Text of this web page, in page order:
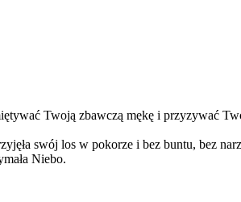
Twoją zbawczą mękę i przyzywać
swój los w pokorze i bez buntu, bez
Niebo.